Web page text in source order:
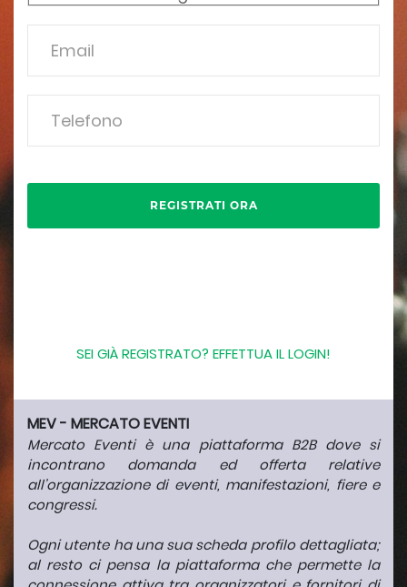
SEI GIÀ REGISTRATO? EFFETTUA IL LOGIN!
MEV - MERCATO EVENTI
Mercato Eventi è una piattaforma B2B dove si
incontrano domanda ed offerta relative
all’organizzazione di eventi, manifestazioni, fiere e
congressi.
Ogni utente ha una sua scheda profilo dettagliata;
al resto ci pensa la piattaforma che permette la